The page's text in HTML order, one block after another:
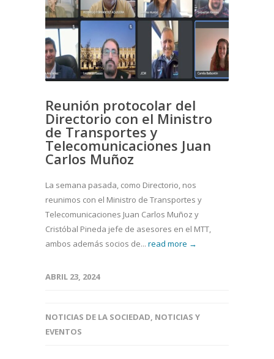
Reunión protocolar del
Directorio con el Ministro
de Transportes y
Telecomunicaciones Juan
Carlos Muñoz
La semana pasada, como Directorio, nos
reunimos con el Ministro de Transportes y
Telecomunicaciones Juan Carlos Muñoz y
Cristóbal Pineda jefe de asesores en el MTT,
ambos además socios de... read more →
ABRIL 23, 2024
NOTICIAS DE LA SOCIEDAD, NOTICIAS Y
EVENTOS